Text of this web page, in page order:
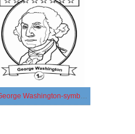
George Washington-symbool